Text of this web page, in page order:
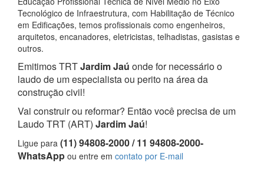
Tecnológico de Infraestrutura, com Habilitação de Técnico
em Edificações, temos profissionais como engenheiros,
arquitetos, encanadores, eletricistas, telhadistas, gasistas e
outros.
Emitimos TRTJardim Jaú onde for necessário o
laudo de um especialista ou perito na área da
construção civil!
Vai construir ou reformar? Então você precisa de um
Laudo TRT (ART) Jardim Jaú!
Ligue para (11) 94808-2000 / 11 94808-2000-
WhatsApp ou entre em contato por E-mail